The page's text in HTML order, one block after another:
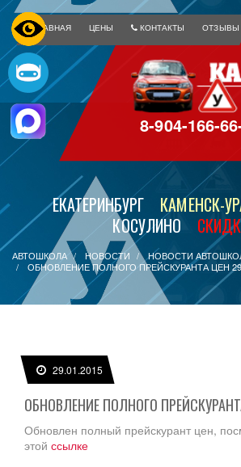
ГЛАВНАЯ ЦЕНЫ КОНТАКТЫ ОТЗЫВЫ
8-904-166-
ЕКАТЕРИНБУРГ
КАМЕНСК-
КОСУЛИНО
АВТОШКОЛА НОВОСТИ
НОВОСТИ
ОБНОВЛЕНИЕ ПОЛНОГО ПРЕЙСКУРАНТА ЦЕН
29.01.2015
ОБНОВЛЕНИЕ ПОЛНОГО
Обновлен полный прейскурант цен,
этой ссылке